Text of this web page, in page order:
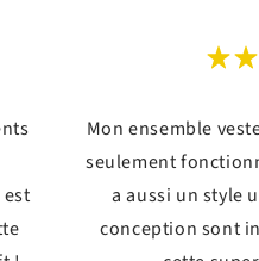
Mon ensemble
seulement
a aussi un style
conception sont